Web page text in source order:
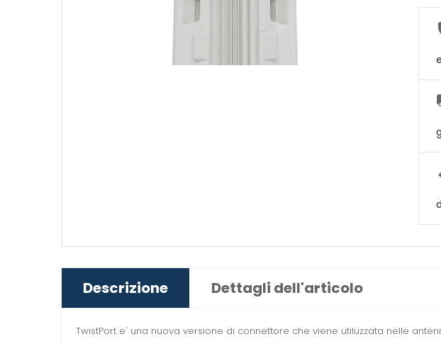
Descrizione Dettagli dell'articolo
TwistPort e' una nuova versione di connettore che viene utiluzzata nelle